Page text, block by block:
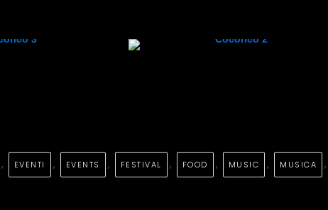
, EVENTI , EVENTS , FESTIVAL , FOOD , MUSIC , MUSICA ,